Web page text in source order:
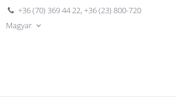
+36 (70) 369 44 22,+36 (23) 800-720
Magyar